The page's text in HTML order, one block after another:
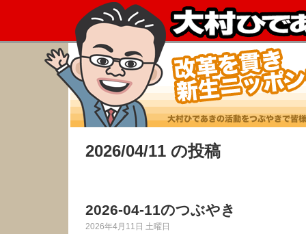
2026/04/11 の投稿
2026-04-11のつぶやき
2026年4月11日 土曜日